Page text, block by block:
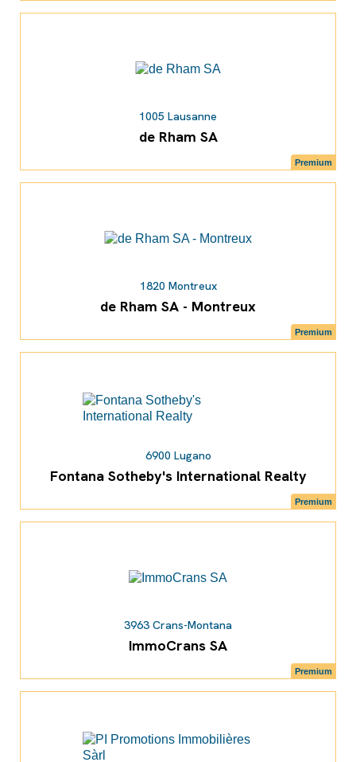
Premium
1005 Lausanne
de Rham SA
Premium
1820 Montreux
de Rham SA - Montreux
Premium
6900 Lugano
Fontana Sotheby's International Realty
Premium
3963 Crans-Montana
ImmoCrans SA